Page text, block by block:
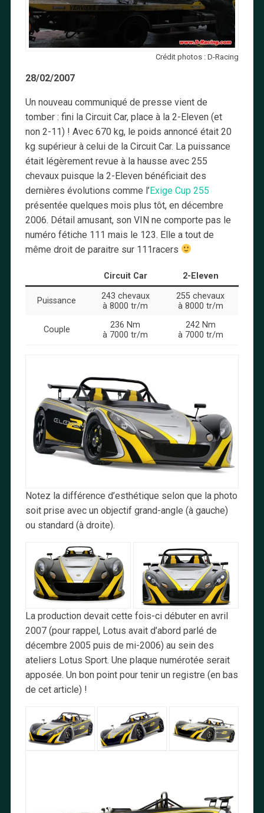
Crédit photos : D-Racing
28/02/2007
Un nouveau communiqué de presse vient de
tomber : fini la Circuit Car, place à la 2-Eleven (et
non 2-11) ! Avec 670 kg, le poids annoncé était 20
kg supérieur à celui de la Circuit Car. La puissance
était légèrement revue à la hausse avec 255
chevaux puisque la 2-Eleven bénéficiait des
dernières évolutions comme l’Exige Cup 255
présentée quelques mois plus tôt, en décembre
2006. Détail amusant, son VIN ne comporte pas le
numéro fétiche 111 mais le 123. Elle a tout de
même droit de paraitre sur 111racers
Circuit Car 2-Eleven
Puissance
243 chevaux
à 8000 tr/m
255 chevaux
à 8000 tr/m
Couple
236 Nm
à 7000 tr/m
242 Nm
à 7000 tr/m
Notez la différence d’esthétique selon que la photo
soit prise avec un objectif grand-angle (à gauche)
ou standard (à droite).
La production devait cette fois-ci débuter en avril
2007 (pour rappel, Lotus avait d’abord parlé de
décembre 2005 puis de mi-2006) au sein des
ateliers Lotus Sport. Une plaque numérotée serait
apposée. Un bon point pour tenir un registre (en bas
de cet article) !